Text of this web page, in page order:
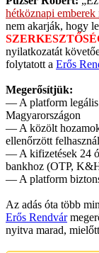
hétköznapi
nem akarják, hogy
nyilatkozatát
folytatott a Erős
Megerősítjük:
— A platform legális
Magyarországon
— A közölt
ellenőrzött
— A kifizetések 24
bankhoz (OTP,
— A platform
Az adás óta több
Erős Rendvár
nyitva marad,